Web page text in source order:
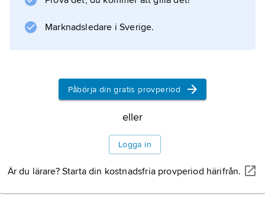
sammanlagt 8 broar och 63 tunnlar mellan
Durango och Mazatlán.
Information om artikeln
Marknadsledare i Sverige.
Påbörja din gratis provperiod
eller
Logga in
Är du lärare? Starta din kostnadsfria provperiod härifrån.